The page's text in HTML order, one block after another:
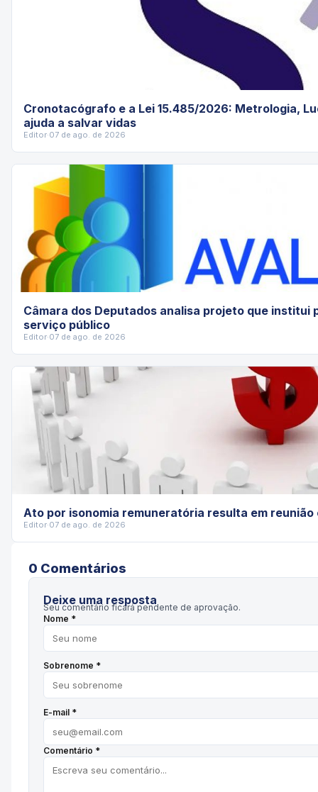
Cronotacógrafo e a Lei 15.485/2026: Metrologia,
ajuda a salvar vidas
Editor·07 de ago. de 2026
Câmara dos Deputados analisa projeto que institui
serviço público
Editor·07 de ago. de 2026
Ato por isonomia remuneratória resulta em reunião
Editor·07 de ago. de 2026
0 Comentários
Deixe uma resposta
Seu comentário ficará pendente de aprovação.
Nome *
Sobrenome *
E-mail *
Comentário *